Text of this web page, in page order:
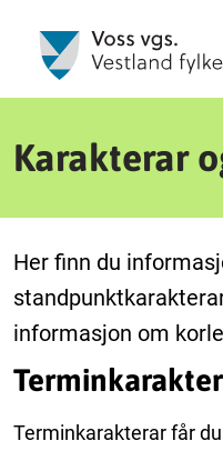
Karakterar
Her finn du
informasjon om
Terminkarakterar får